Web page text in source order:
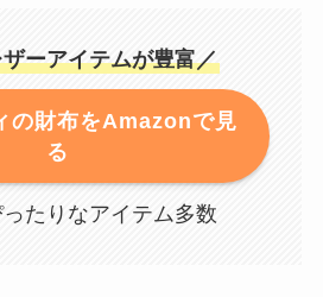
ーアイテムが豊富／
の財布をAmazonで見
る
たりなアイテム多数